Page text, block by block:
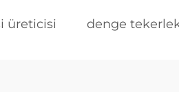
üreticisi denge